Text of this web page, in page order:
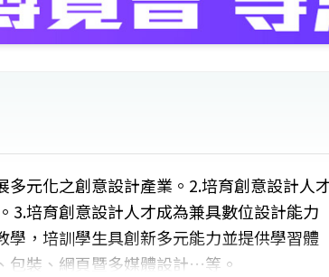
元化之創意設計產業。2.培育創意設計人
3.培育創意設計人才成為兼具數位設計能力
，培訓學生具創新多元能力並提供學習體
包裝、網頁暨多媒體設計…等。